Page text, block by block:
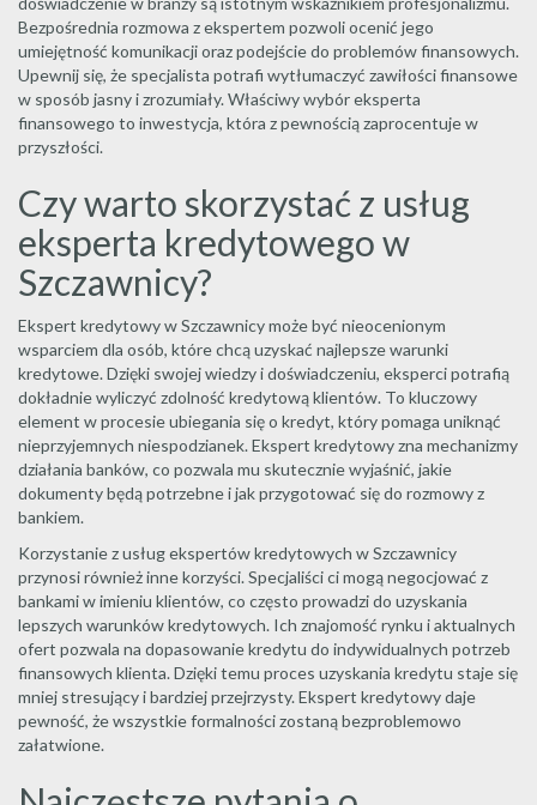
Bezpośrednia rozmowa z ekspertem pozwoli ocenić jego
umiejętność komunikacji oraz podejście do problemów finansowych.
Upewnij się, że specjalista potrafi wytłumaczyć zawiłości finansowe
w sposób jasny i zrozumiały. Właściwy wybór eksperta
finansowego to inwestycja, która z pewnością zaprocentuje w
przyszłości.
Czy warto skorzystać z usług
eksperta kredytowego w
Szczawnicy?
Ekspert kredytowy w Szczawnicy może być nieocenionym
wsparciem dla osób, które chcą uzyskać najlepsze warunki
kredytowe. Dzięki swojej wiedzy i doświadczeniu, eksperci potrafią
dokładnie wyliczyć zdolność kredytową klientów. To kluczowy
element w procesie ubiegania się o kredyt, który pomaga uniknąć
nieprzyjemnych niespodzianek. Ekspert kredytowy zna mechanizmy
działania banków, co pozwala mu skutecznie wyjaśnić, jakie
dokumenty będą potrzebne i jak przygotować się do rozmowy z
bankiem.
Korzystanie z usług ekspertów kredytowych w Szczawnicy
przynosi również inne korzyści. Specjaliści ci mogą negocjować z
bankami w imieniu klientów, co często prowadzi do uzyskania
lepszych warunków kredytowych. Ich znajomość rynku i aktualnych
ofert pozwala na dopasowanie kredytu do indywidualnych potrzeb
finansowych klienta. Dzięki temu proces uzyskania kredytu staje się
mniej stresujący i bardziej przejrzysty. Ekspert kredytowy daje
pewność, że wszystkie formalności zostaną bezproblemowo
załatwione.